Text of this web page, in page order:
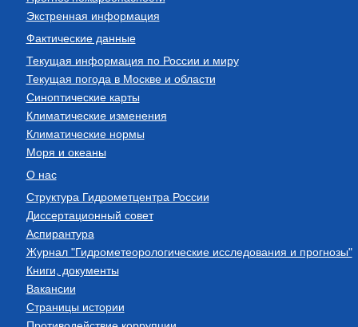
Экстренная информация
Фактические данные
Текущая информация по России и миру
Текущая погода в Москве и области
Синоптические карты
Климатические изменения
Климатические нормы
Моря и океаны
О нас
Структура Гидрометцентра России
Диссертационный совет
Аспирантура
Журнал "Гидрометеорологические исследования и прогнозы"
Книги, документы
Вакансии
Страницы истории